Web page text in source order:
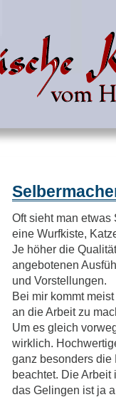
Oft sieht man etwas
eine Wurfkiste,
Je höher die
angebotenen
und Vorstellungen.
Bei mir kommt
an die Arbeit zu
Um es gleich
wirklich.
ganz besonders die
beachtet. Die
das Gelingen ist ja